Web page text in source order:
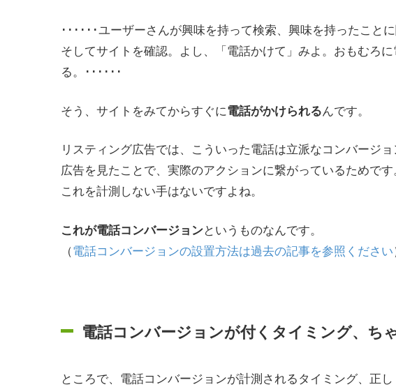
･･････ユーザーさんが興味を持って検索、興味を持ったこと
そしてサイトを確認。よし、「電話かけて」みよ。おもむろ
る。･･････
そう、サイトをみてからすぐに電話がかけられるんです。
リスティング広告では、こういった電話は立派なコンバージョ
広告を見たことで、実際のアクションに繋がっているためです
これを計測しない手はないですよね。
これが電話コンバージョンというものなんです。
（電話コンバージョンの設置方法は過去の記事を参照ください
電話コンバージョンが付くタイミング、ち
ところで、電話コンバージョンが計測されるタイミング、正